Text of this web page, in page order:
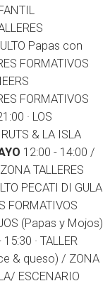
Papas con
FORMATIVOS
FORMATIVOS
· LOS
RUTS & LA ISLA
12:00 - 14:00 /
TALLERES
PECATI DI GULA
FORMATIVOS
(Papas y Mojos)
· TALLER
& queso) / ZONA
ESCENARIO